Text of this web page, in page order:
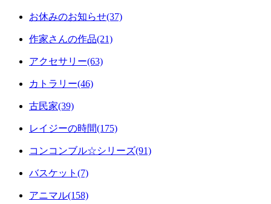
お休みのお知らせ(37)
作家さんの作品(21)
アクセサリー(63)
カトラリー(46)
古民家(39)
レイジーの時間(175)
コンコンブル☆シリーズ(91)
バスケット(7)
アニマル(158)